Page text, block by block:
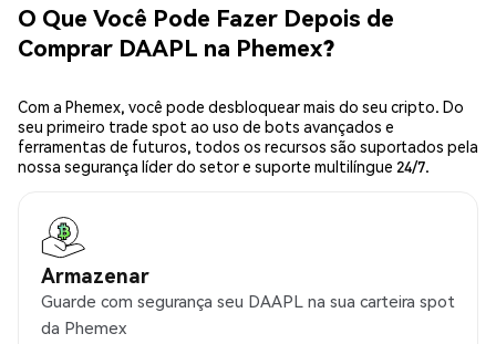
O Que Você Pode Fazer Depois de
Comprar DAAPL na Phemex?
Com a Phemex, você pode desbloquear mais do seu cripto. Do
seu primeiro trade spot ao uso de bots avançados e
ferramentas de futuros, todos os recursos são suportados pela
nossa segurança líder do setor e suporte multilíngue 24/7.
Armazenar
Guarde com segurança seu DAAPL na sua carteira spot
da Phemex